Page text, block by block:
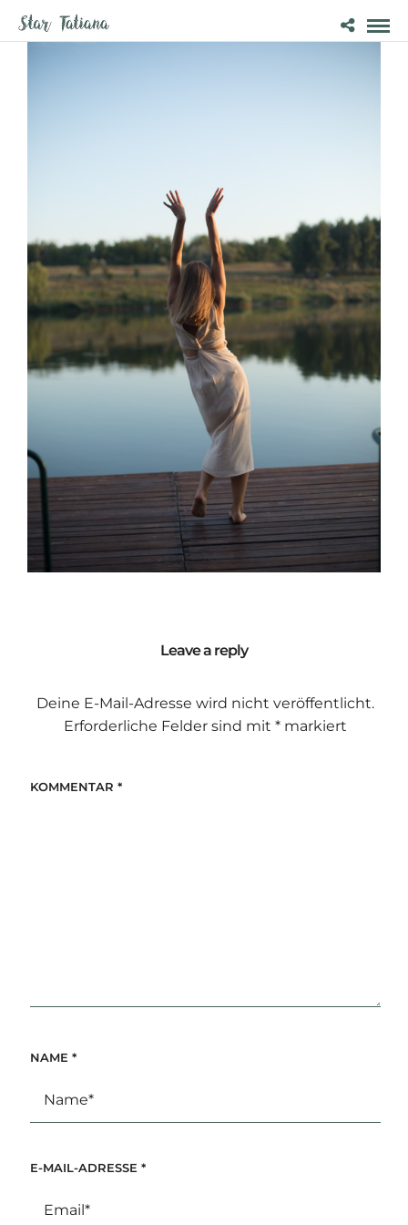
Leave a reply
Deine E-Mail-Adresse wird nicht veröffentlicht.
Erforderliche Felder sind mit *markiert
KOMMENTAR *
NAME *
E-MAIL-ADRESSE *